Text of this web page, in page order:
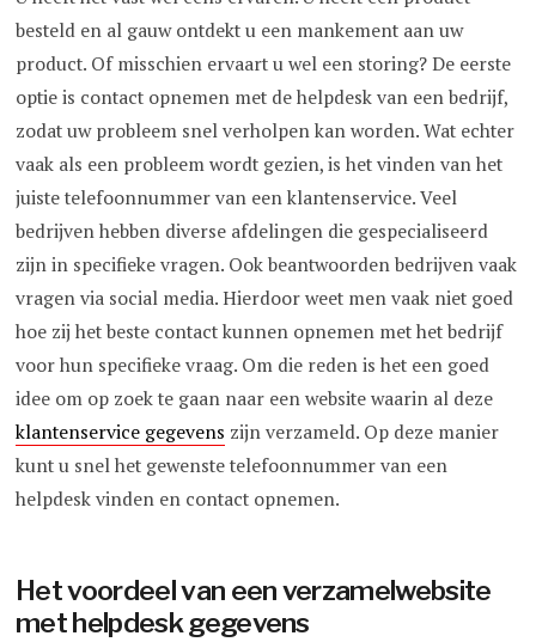
besteld en al gauw ontdekt u een mankement aan uw
product. Of misschien ervaart u wel een storing? De eerste
optie is contact opnemen met de helpdesk van een bedrijf,
zodat uw probleem snel verholpen kan worden. Wat echter
vaak als een probleem wordt gezien, is het vinden van het
juiste telefoonnummer van een klantenservice. Veel
bedrijven hebben diverse afdelingen die gespecialiseerd
zijn in specifieke vragen. Ook beantwoorden bedrijven vaak
vragen via social media. Hierdoor weet men vaak niet goed
hoe zij het beste contact kunnen opnemen met het bedrijf
voor hun specifieke vraag. Om die reden is het een goed
idee om op zoek te gaan naar een website waarin al deze
klantenservice gegevens zijn verzameld. Op deze manier
kunt u snel het gewenste telefoonnummer van een
helpdesk vinden en contact opnemen.
Het voordeel van een verzamelwebsite
met helpdesk gegevens